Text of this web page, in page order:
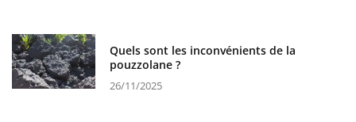
Quels sont les inconvénients de la
pouzzolane ?
26/11/2025